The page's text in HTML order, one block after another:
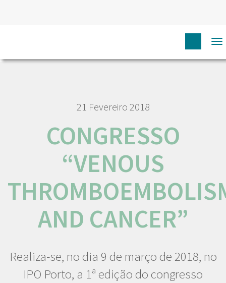
CONGRESSO “VENOUS THROMBOEMBOLISM AND CANCER”
21 Fevereiro 2018
CONGRESSO
“VENOUS
AND CANCER”
Realiza-se, no dia 9 de março de 2018, no
IPO Porto, a 1ª edição do congresso